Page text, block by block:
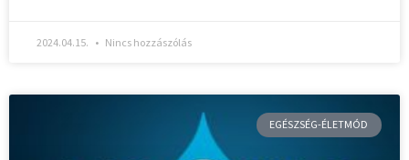
2024.04.15. Nincs hozzászólás
EGÉSZSÉG-ÉLETMÓD